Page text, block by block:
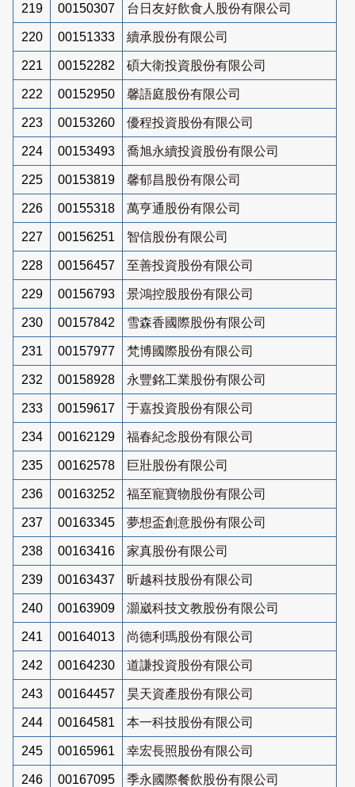
219 00150307 台日友好飲食人股份有限公司
220 00151333 續承股份有限公司
221 00152282 碩大衛投資股份有限公司
222 00152950 馨語庭股份有限公司
223 00153260 優程投資股份有限公司
224 00153493 喬旭永續投資股份有限公司
225 00153819 馨郁昌股份有限公司
226 00155318 萬亨通股份有限公司
227 00156251 智信股份有限公司
228 00156457 至善投資股份有限公司
229 00156793 景鴻控股股份有限公司
230 00157842 雪森香國際股份有限公司
231 00157977 梵博國際股份有限公司
232 00158928 永豐銘工業股份有限公司
233 00159617 于嘉投資股份有限公司
234 00162129 福春紀念股份有限公司
235 00162578 巨壯股份有限公司
236 00163252 福至寵寶物股份有限公司
237 00163345 夢想盃創意股份有限公司
238 00163416 家真股份有限公司
239 00163437 昕越科技股份有限公司
240 00163909 灝崴科技文教股份有限公司
241 00164013 尚德利瑪股份有限公司
242 00164230 道謙投資股份有限公司
243 00164457 昊天資產股份有限公司
244 00164581 本一科技股份有限公司
245 00165961 幸宏長照股份有限公司
246 00167095 季永國際餐飲股份有限公司